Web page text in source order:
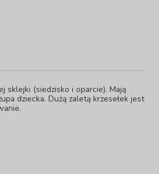
sklejki (siedzisko i oparcie). Mają
dziecka. Dużą zaletą krzesełek jest